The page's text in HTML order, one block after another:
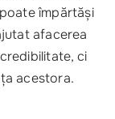
împărtăși
afacerea
ci
acestora.